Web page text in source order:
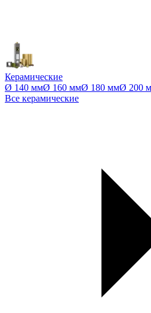
Керамические
Ø 140 ммØ 160 ммØ 180 ммØ 200
Все керамические